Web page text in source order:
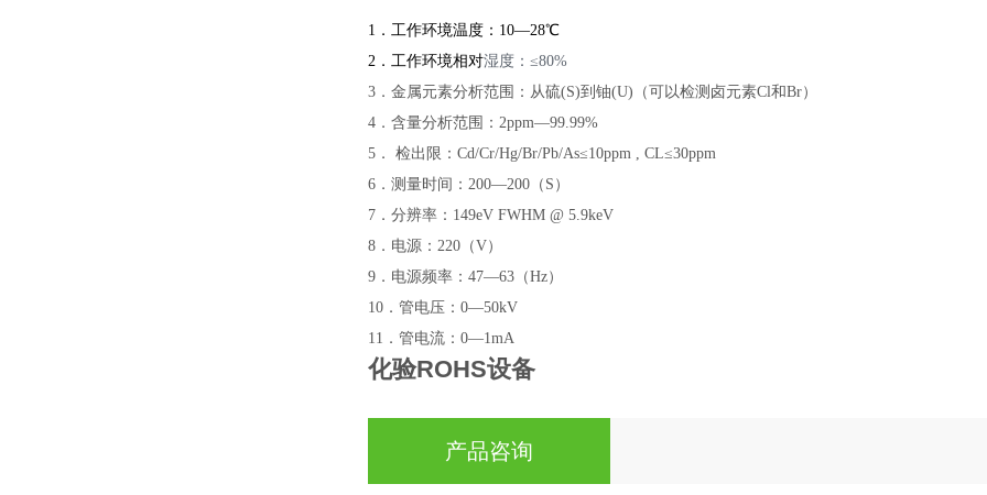
1 ．工作环境温度：10—28℃
2 ．工作环境相对湿度：≤80%
3 ． 金属元素分析范围：从硫(S)到铀(U)（可以检测卤元素Cl和Br）
4 ．含量分析范围：2ppm—99.99%
5 ． 检出限：Cd/Cr/Hg/Br/Pb/As≤10ppm , CL≤30ppm
6 ．测量时间：200—200（S）
7 ．分辨率：149eV FWHM @ 5.9keV
8 ．电源：220（V）
9 ．电源频率：47—63（Hz）
10 ．管电压：0—50kV
11 ．管电流：0—1mA
化验ROHS设备
产品咨询